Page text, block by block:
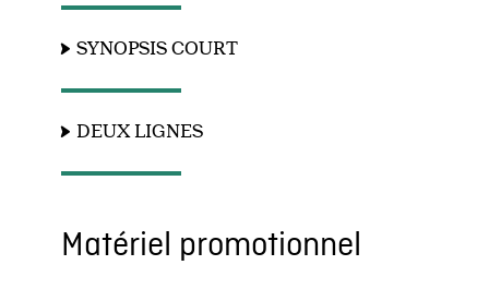
SYNOPSIS COURT
DEUX LIGNES
Matériel promotionnel